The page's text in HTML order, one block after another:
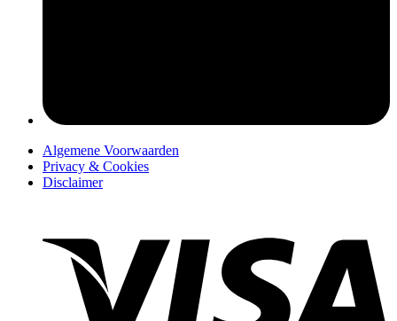
Algemene Voorwaarden
Privacy & Cookies
Disclaimer